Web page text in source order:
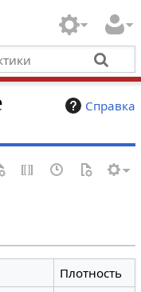
Справка
Плотность